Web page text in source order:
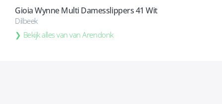
Gioia Wynne Multi Damesslippers 41 Wit
Dilbeek
Bekijk alles van van Arendonk